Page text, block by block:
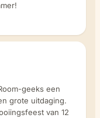
geeks een
grote uitdaging.
van 12